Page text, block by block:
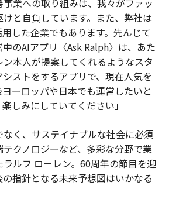
と自負しています。また、弊社は
した企業でもあります。先んじて
のAIアプリ〈Ask Ralph〉は、あた
本人が提案してくれるようなスタ
ストをするアプリで、現在人気を
ーロッパや日本でも運営したいと
しみにしていてください」
く、サステイナブルな社会に必須
クノロジーなど、多彩な分野で業
ルフ ローレン。60周年の節目を迎
指針となる未来予想図はいかなる